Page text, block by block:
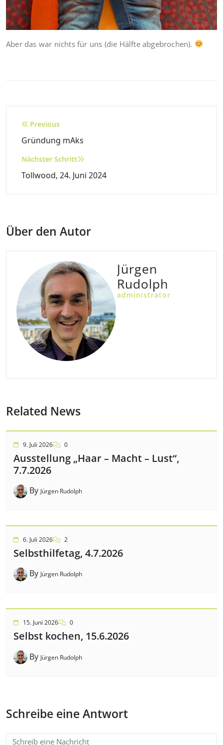
Aber das war nichts für uns (die Hälfte abgebrochen).
Beitragsnavigation
Previous
Gründung mAks
Nächster Schritt
Tollwood, 24. Juni 2024
Über den Autor
Jürgen
Rudolph
administrator
Related News
9. Juli 2026 0
Ausstellung „Haar – Macht – Lust“,
7.7.2026
By Jürgen Rudolph
6. Juli 2026 2
Selbsthilfetag, 4.7.2026
By Jürgen Rudolph
15. Juni 2026 0
Selbst kochen, 15.6.2026
By Jürgen Rudolph
Schreibe eine Antwort